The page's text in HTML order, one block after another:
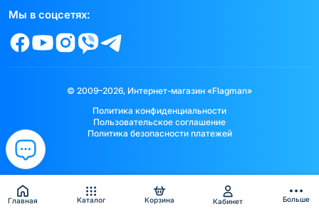
Главная Каталог Корзина Кабинет Больше
Мы в соцсетях:
© 2009–2026, Интернет-магазин «Flagman»
Политика конфиденциальности
Пользовательское соглашение
Политика безопасности платежей